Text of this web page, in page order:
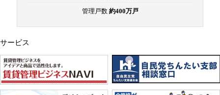
管理戸数 約400万戸
サービス